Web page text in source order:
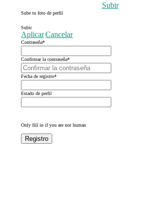
Subir
Sube tu foto de perfil
Subir
AplicarCancelar
Contraseña*
Confirmar la contraseña*
Fecha de registro*
Estado de perfil
Only fill in if you are not human